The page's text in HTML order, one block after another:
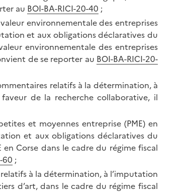
au BOI-BA-RICI-20-40 ;
environnementale des entreprises
et aux obligations déclaratives du
environnementale des entreprises
de se reporter au BOI-BA-RICI-20-
relatifs à la détermination, à
de la recherche collaborative, il
et moyennes entreprise (PME) en
et aux obligations déclaratives du
Corse dans le cadre du régime fiscal
60 ;
à la détermination, à l’imputation
d’art, dans le cadre du régime fiscal